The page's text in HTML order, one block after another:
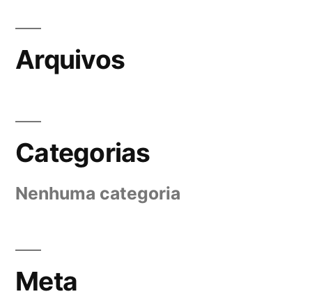
Arquivos
Categorias
Nenhuma categoria
Meta